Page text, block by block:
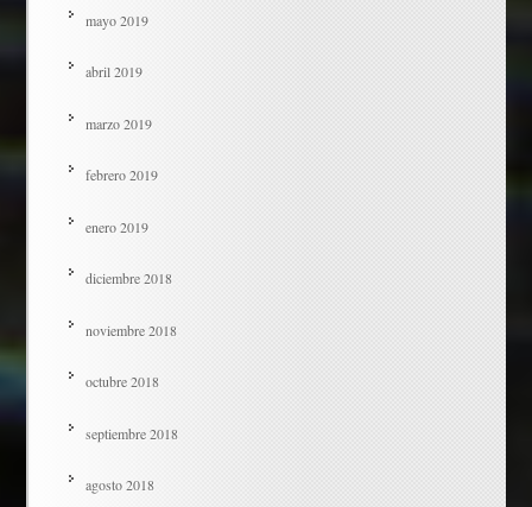
mayo 2019
abril 2019
marzo 2019
febrero 2019
enero 2019
diciembre 2018
noviembre 2018
octubre 2018
septiembre 2018
agosto 2018